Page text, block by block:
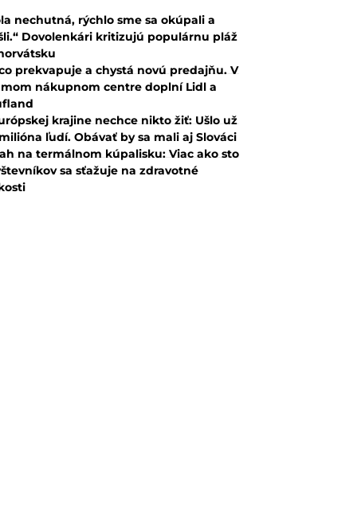
nechutná, rýchlo sme sa okúpali a
Dovolenkári kritizujú populárnu pláž
prekvapuje a chystá novú predajňu. V
nákupnom centre doplní Lidl a
krajine nechce nikto žiť: Ušlo už
ľudí. Obávať by sa mali aj Slováci
na termálnom kúpalisku: Viac ako sto
sa sťažuje na zdravotné